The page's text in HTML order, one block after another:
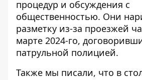
процедур и обсуждения с
общественностью. Они
разметку из-за проезжей
марте 2024-го,
патрульной полицией.
Также мы писали, что в